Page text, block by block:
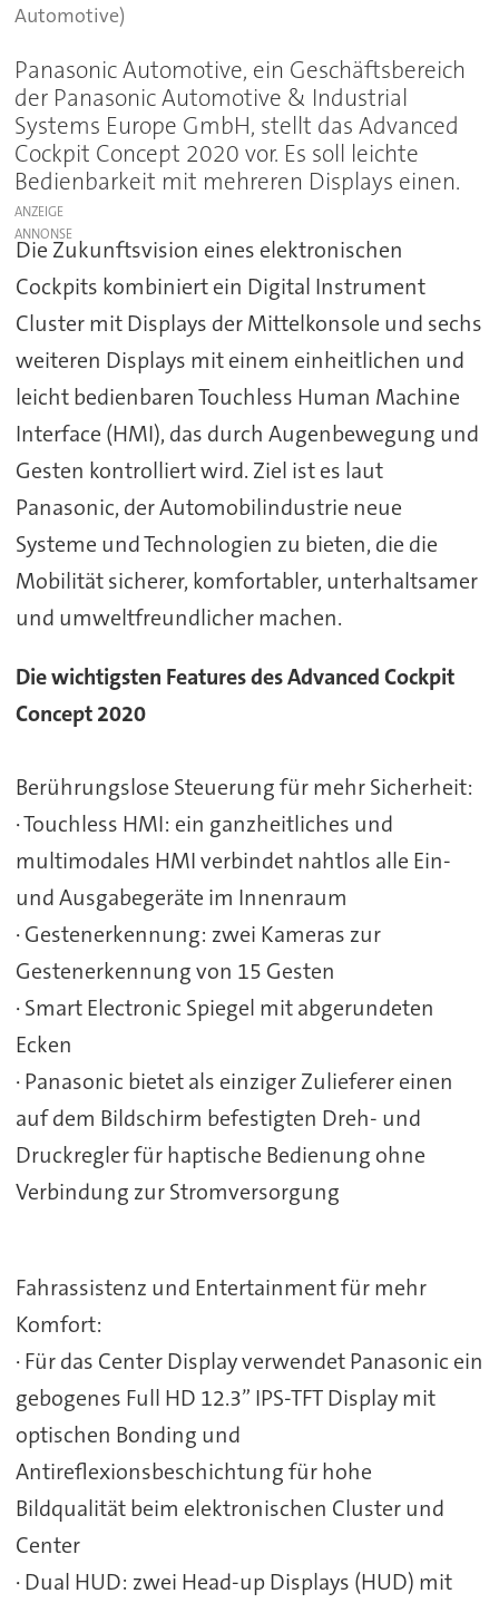
Automotive)
Panasonic Automotive, ein Geschäftsbereich
der Panasonic Automotive & Industrial
Systems Europe GmbH, stellt das Advanced
Cockpit Concept 2020 vor. Es soll leichte
Bedienbarkeit mit mehreren Displays einen.
ANZEIGE
Die Zukunftsvision eines elektronischen
Cockpits kombiniert ein Digital Instrument
Cluster mit Displays der Mittelkonsole und sechs
weiteren Displays mit einem einheitlichen und
leicht bedienbaren Touchless Human Machine
Interface (HMI), das durch Augenbewegung und
Gesten kontrolliert wird. Ziel ist es laut
Panasonic, der Automobilindustrie neue
Systeme und Technologien zu bieten, die die
Mobilität sicherer, komfortabler, unterhaltsamer
und umweltfreundlicher machen.
Die wichtigsten Features des Advanced Cockpit
Concept 2020
Berührungslose Steuerung für mehr Sicherheit:
· Touchless HMI: ein ganzheitliches und
multimodales HMI verbindet nahtlos alle Ein-
und Ausgabegeräte im Innenraum
· Gestenerkennung: zwei Kameras zur
Gestenerkennung von 15 Gesten
· Smart Electronic Spiegel mit abgerundeten
Ecken
· Panasonic bietet als einziger Zulieferer einen
auf dem Bildschirm befestigten Dreh- und
Druckregler für haptische Bedienung ohne
Verbindung zur Stromversorgung
Fahrassistenz und Entertainment für mehr
Komfort:
· Für das Center Display verwendet Panasonic ein
gebogenes Full HD 12.3” IPS-TFT Display mit
optischen Bonding und
Antireflexionsbeschichtung für hohe
Bildqualität beim elektronischen Cluster und
Center
· Dual HUD: zwei Head-up Displays (HUD) mit